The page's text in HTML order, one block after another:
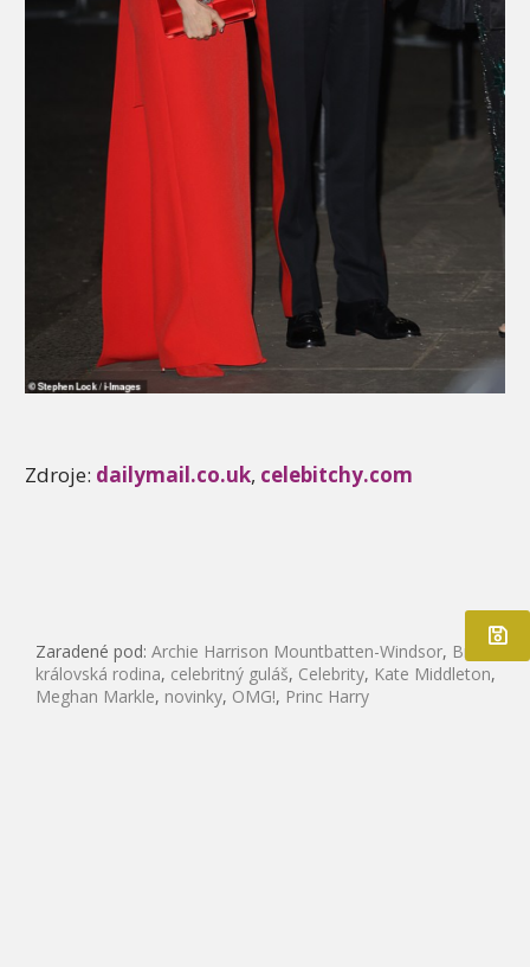
Zdroje: dailymail.co.uk, celebitchy.com
Zaradené pod: Archie Harrison Mountbatten-Windsor, Britská
královská rodina, celebritný guláš, Celebrity, Kate Middleton,
Meghan Markle, novinky, OMG!, Princ Harry